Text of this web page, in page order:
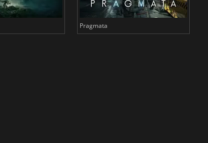
Pragmata